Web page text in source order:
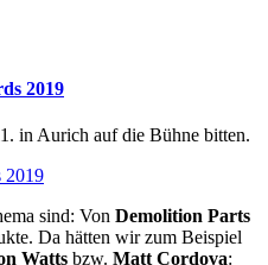
2019
in Aurich auf die Bühne bitten.
2019
sind: Von Demolition Parts
Da hätten wir zum Beispiel
Watts bzw. Matt Cordova: